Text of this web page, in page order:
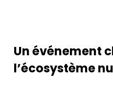
Un événement
l’écosystème